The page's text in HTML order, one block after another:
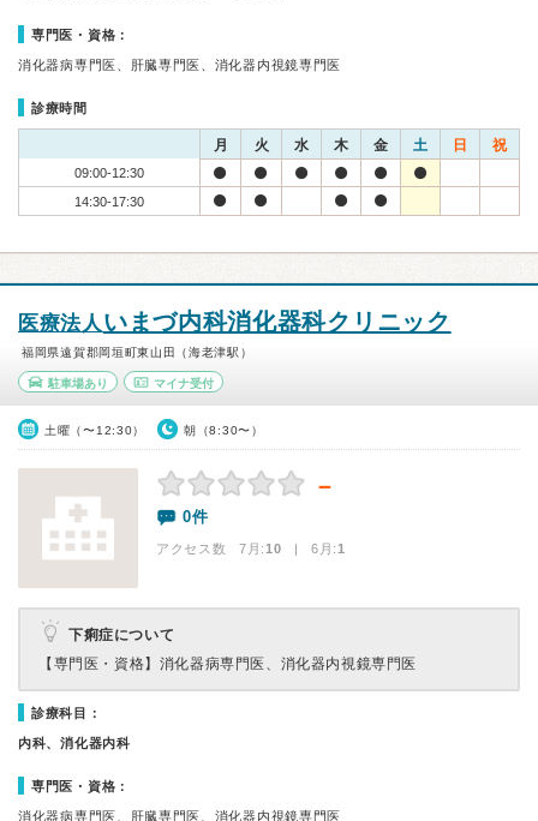
専門医・資格：
消化器病専門医、肝臓専門医、消化器内視鏡専門医
診療時間
月 火 水 木 金 土 日 祝
09:00-12:30
14:30-17:30
医療法人いまづ内科消化器科クリニック
福岡県遠賀郡岡垣町東山田（海老津駅）
駐車場あり マイナ受付
土曜（〜12:30） 朝（8:30〜）
－
0件
アクセス数 7月:10 | 6月:1
下痢症について
【専門医・資格】 消化器病専門医、消化器内視鏡専門医
診療科目：
内科、消化器内科
専門医・資格：
消化器病専門医、肝臓専門医、消化器内視鏡専門医